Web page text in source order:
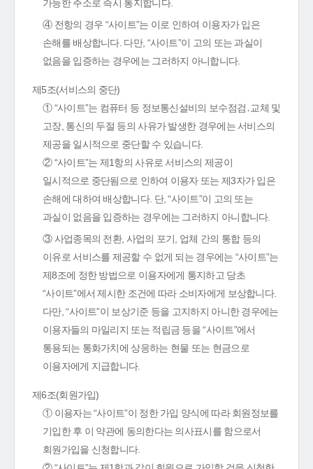
가능한 주소로 즉시 통지합니다.
④ 전항의 경우 “사이트”는 이로 인하여 이용자가 입은
손해를 배상합니다. 다만, “사이트”이 고의 또는 과실이
없음을 입증하는 경우에는 그러하지 아니합니다.
제5조(서비스의 중단)
① “사이트”는 컴퓨터 등 정보통신설비의 보수점검․교체 및
고장, 통신의 두절 등의 사유가 발생한 경우에는 서비스의
제공을 일시적으로 중단할 수 있습니다.
② “사이트”는 제1항의 사유로 서비스의 제공이
일시적으로 중단됨으로 인하여 이용자 또는 제3자가 입은
손해에 대하여 배상합니다. 단, “사이트”이 고의 또는
과실이 없음을 입증하는 경우에는 그러하지 아니합니다.
③ 사업종목의 전환, 사업의 포기, 업체 간의 통합 등의
이유로 서비스를 제공할 수 없게 되는 경우에는 “사이트”는
제8조에 정한 방법으로 이용자에게 통지하고 당초
“사이트”에서 제시한 조건에 따라 소비자에게 보상합니다.
다만, “사이트”이 보상기준 등을 고지하지 아니한 경우에는
이용자들의 마일리지 또는 적립금 등을 “사이트”에서
통용되는 통화가치에 상응하는 현물 또는 현금으로
이용자에게 지급합니다.
제6조(회원가입)
① 이용자는 “사이트”이 정한 가입 양식에 따라 회원정보를
기입한 후 이 약관에 동의한다는 의사표시를 함으로서
회원가입을 신청합니다.